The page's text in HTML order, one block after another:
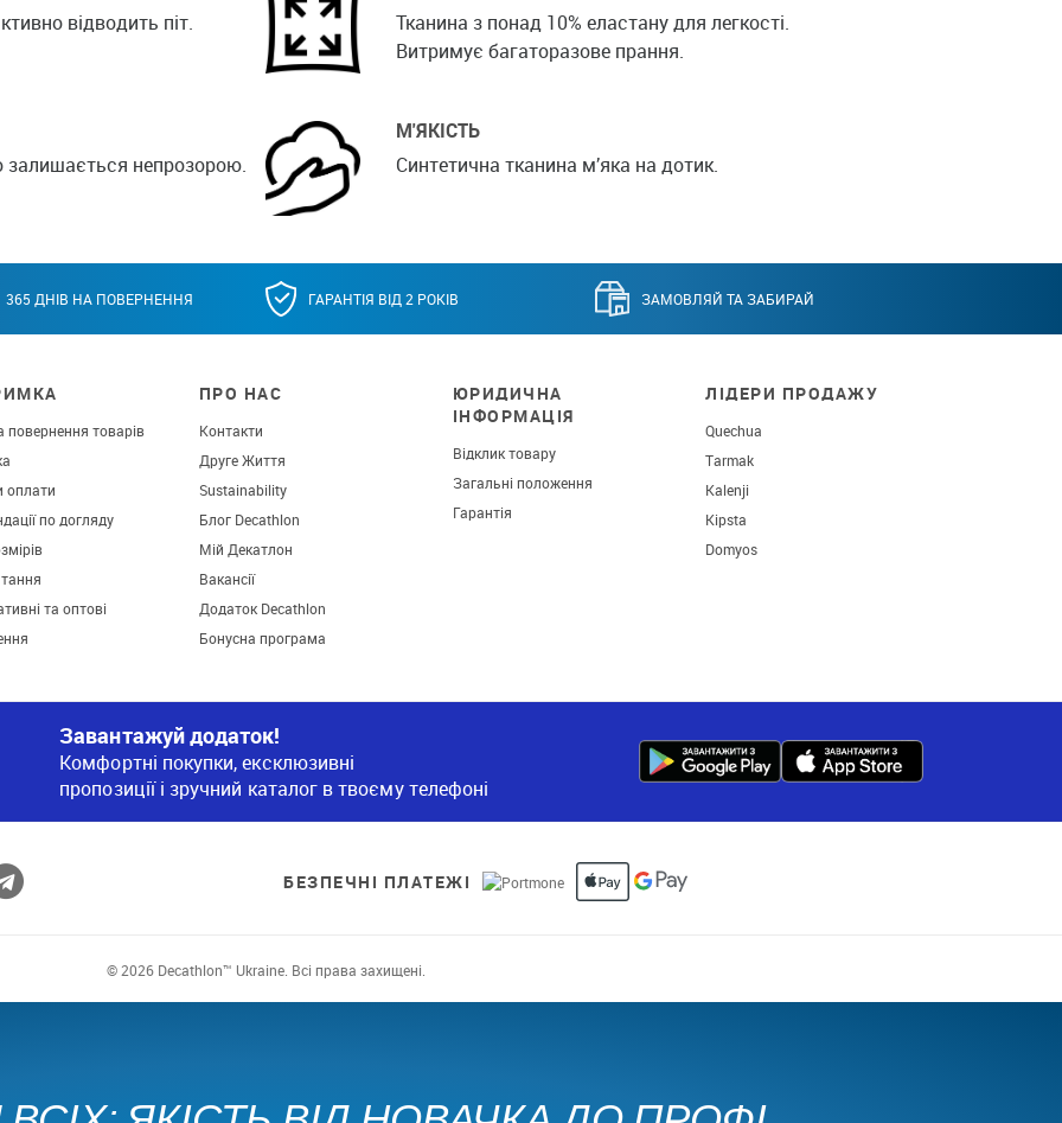
відводить піт.
Тканина з понад 10% еластану для легкості.
Витримує багаторазове прання.
залишається непрозорою.
М'ЯКІСТЬ
Синтетична тканина м’яка на дотик.
365 ДНІВ НА ПОВЕРНЕННЯ ГАРАНТІЯ ВІД 2 РОКІВ ЗАМОВЛЯЙ ТА ЗАБИРАЙ
повернення товарів
оплати
по догляду
та оптові
ПРО НАС
Контакти
Друге Життя
Sustainability
Блог Decathlon
Мій Декатлон
Вакансії
Додаток Decathlon
Бонусна програма
ЮРИДИЧНА
ІНФОРМАЦІЯ
Відклик товару
Загальні положення
Гарантія
ЛІДЕРИ ПРОДАЖУ
Quechua
Tarmak
Kalenji
Kipsta
Domyos
Завантажуй додаток!
Комфортні покупки, ексклюзивні
пропозиції і зручний каталог в твоєму телефоні
БЕЗПЕЧНІ ПЛАТЕЖІ
© 2026 Decathlon™ Ukraine. Всі права захищені.